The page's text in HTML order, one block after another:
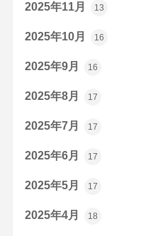
2025年11月 13
2025年10月 16
2025年9月 16
2025年8月 17
2025年7月 17
2025年6月 17
2025年5月 17
2025年4月 18